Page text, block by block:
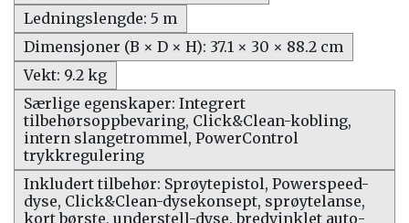
Ledningslengde: 5 m
Dimensjoner (B × D × H): 37.1 × 30 × 88.2 cm
Vekt: 9.2 kg
Særlige egenskaper: Integrert
tilbehørsoppbevaring, Click&Clean-kobling,
intern slangetrommel, PowerControl
trykkregulering
Inkludert tilbehør: Sprøytepistol, Powerspeed-
dyse, Click&Clean-dysekonsept, sprøytelanse,
kort børste, understell-dyse, bredvinklet auto-